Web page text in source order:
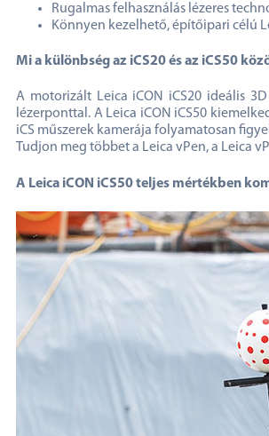
Rugalmas felhasználás lézeres
Könnyen kezelhető, építőipari célú
Mi a különbség az iCS20 és az iCS50
A motorizált Leica iCON iCS20 ideális
lézerponttal. A Leica iCON iCS50
iCS műszerek kamerája folyamatosan
Tudjon meg többet a Leica vPen, a Leica
A Leica iCON iCS50 teljes mértékben